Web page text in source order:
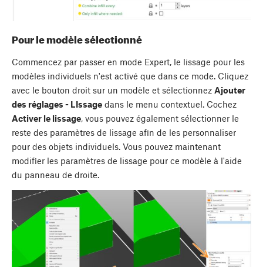
Pour le modèle sélectionné
Commencez par passer en mode Expert, le lissage pour les
modèles individuels n'est activé que dans ce mode. Cliquez
avec le bouton droit sur un modèle et sélectionnez Ajouter
des réglages - LIssage dans le menu contextuel. Cochez
Activer le lissage , vous pouvez également sélectionner le
reste des paramètres de lissage afin de les personnaliser
pour des objets individuels. Vous pouvez maintenant
modifier les paramètres de lissage pour ce modèle à l'aide
du panneau de droite.